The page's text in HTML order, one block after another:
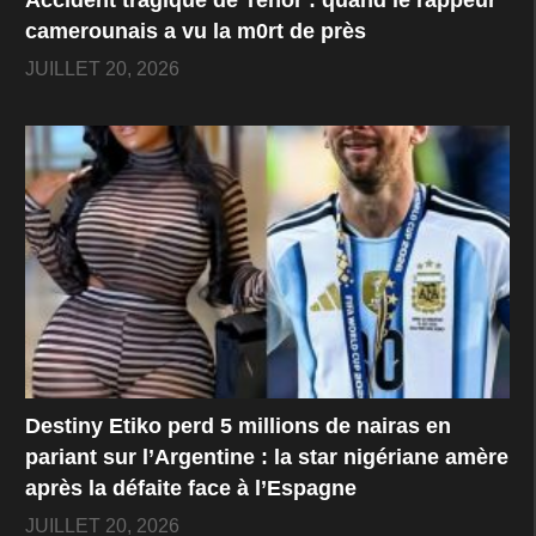
Vie personnelle
Contrairement a ce qui est devenu la norme dans
camerounais a vu la m0rt de près
JUILLET 20, 2026
Destiny Etiko perd 5 millions de nairas en
pariant sur l’Argentine : la star nigériane amère
après la défaite face à l’Espagne
JUILLET 20, 2026